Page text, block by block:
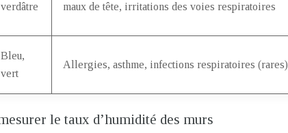
verdâtre
maux de tête, irritations des voies respiratoires
Bleu,
vert
Allergies, asthme, infections respiratoires (rares)
le taux d’humidité des murs